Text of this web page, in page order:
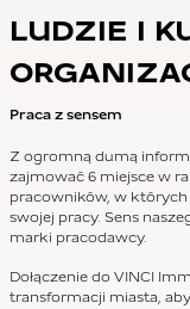
LUDZIE I
Praca z sensem
Z ogromną dumą
zajmować 6 miejsce w rankingu firm
pracowników, w których
swojej pracy. Sens naszego zawodu to właśnie pierwszy filar naszej
marki pracodawcy.
Dołączenie do VINCI
transformacji miasta, aby uczynić je